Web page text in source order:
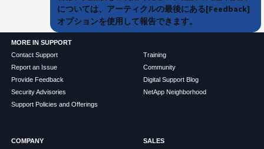
については、アーティクルの最後にある[Feedback]
オプションを使用して報告できます。
MORE IN SUPPORT
Contact Support
Report an Issue
Provide Feedback
Security Advisories
Support Policies and Offerings
Training
Community
Digital Support Blog
NetApp Neighborhood
COMPANY
SALES